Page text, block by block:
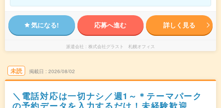
気になる! 応募へ進む 詳しく見る
派遣会社 株式会社グラスト 札幌オフィス
未読 掲載日 2026/08/02
＼電話対応は一切ナシ／週1～＊テーマパーク
の予約データを入力するだけ！未経験歓迎